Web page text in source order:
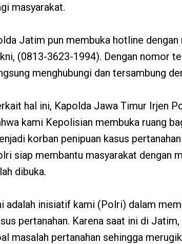
masyarakat.
Jatim pun membuka hotline
(0813-3623-1994). Dengan nomor
menghubungi dan tersambung
hal ini, Kapolda Jawa Timur Irjen
kami Kepolisian membuka ruang
korban penipuan kasus
siap membantu masyarakat dengan
dibuka.
adalah inisiatif kami (Polri) dalam
pertanahan. Karena saat ini di
masalah pertanahan sehingga